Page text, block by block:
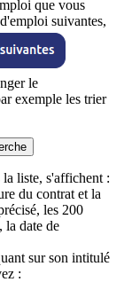
que vous
suivantes,
le
exemple les trier
liste, s'affichent :
du contrat et la
les 200
la date de
sur son intitulé
: